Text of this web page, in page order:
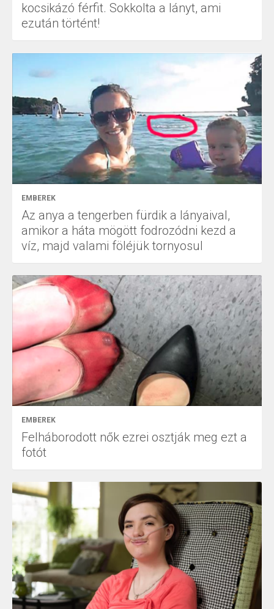
kocsikázó férfit. Sokkolta a lányt, ami
ezután történt!
EMBEREK
Az anya a tengerben fürdik a lányaival,
amikor a háta mögött fodrozódni kezd a
víz, majd valami föléjük tornyosul
EMBEREK
Felháborodott nők ezrei osztják meg ezt a
fotót